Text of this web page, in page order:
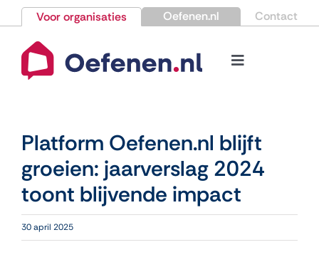
naar
inhoud
Voor organisaties Oefenen.nl Contact
Toggle
Nieuws
Kennisbank
Over Oefenen.nl
Platform Oefenen.nl blijft
groeien: jaarverslag 2024
toont blijvende impact
30 april 2025